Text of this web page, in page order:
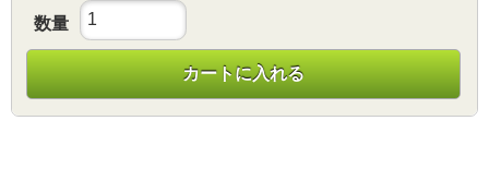
数量
カートに入れる